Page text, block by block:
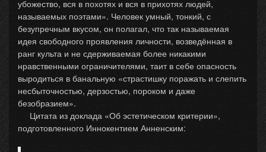
убожество, вся в похотях и вся в прихотях людей,
называемых поэтами». Человек умный, тонкий, с
безупречным вкусом, он полагал, что так называемая
идея свободного проявления личности, возведённая в
ранг культа и не сдерживаемая более никакими
нравственными ограничителями, таит в себе опасность
выродиться в банальную «страстишку поражать и слепить
несбыточностью, дерзостью, пороком и даже
безобразием».
Цитата из доклада «Об эстетическом критерии»,
подготовленного Иннокентием Анненским: